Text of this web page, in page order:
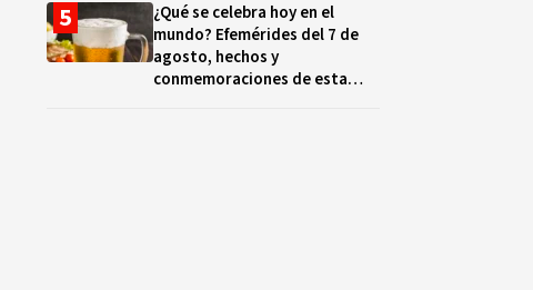
¿Qué se celebra hoy en el
mundo? Efemérides del 7 de
agosto, hechos y
conmemoraciones de esta